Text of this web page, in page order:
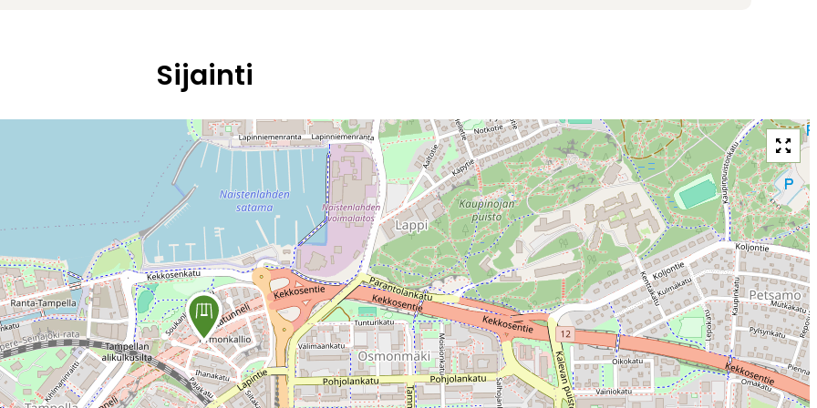
Sijainti